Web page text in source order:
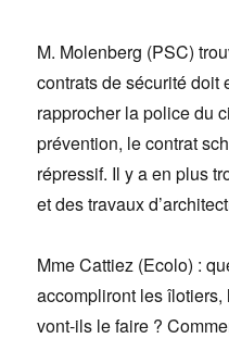
M. Molenberg (PSC)
contrats de sécurité doit
rapprocher la police du
prévention, le contrat
répressif. Il y a en plus
et des travaux
Mme Cattiez (Ecolo) :
accompliront les
vont-ils le faire ?